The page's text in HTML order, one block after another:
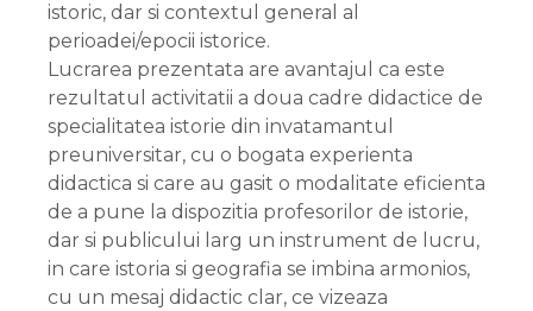
istoric, dar si contextul general al
perioadei/epocii istorice.
Lucrarea prezentata are avantajul ca este
rezultatul activitatii a doua cadre didactice de
specialitatea istorie din invatamantul
preuniversitar, cu o bogata experienta
didactica si care au gasit o modalitate eficienta
de a pune la dispozitia profesorilor de istorie,
dar si publicului larg un instrument de lucru,
in care istoria si geografia se imbina armonios,
cu un mesaj didactic clar, ce vizeaza